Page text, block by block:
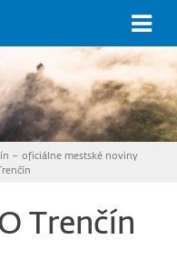
– oficiálne mestské noviny
Trenčín